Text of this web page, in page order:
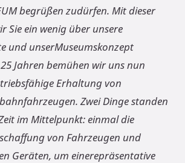
begrüßen zudürfen. Mit dieser
Sie ein wenig über unsere
und unserMuseumskonzept
Jahren bemühen wir uns nun
Erhaltung von
Zwei Dinge standen
im Mittelpunkt: einmal die
von Fahrzeugen und
Geräten, um einerepräsentative